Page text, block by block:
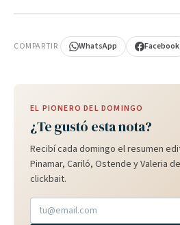
COMPARTIR WhatsApp Facebook
EL PIONERO DEL DOMINGO
¿Te gustó esta nota?
Recibí cada domingo el resumen
Pinamar, Cariló, Ostende y Valeria
clickbait.